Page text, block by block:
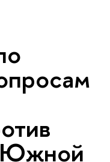
Южной